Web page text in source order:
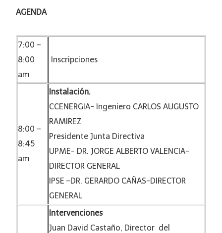
AGENDA
7:00 –
8:00
am
Inscripciones
8:00 –
8:45
am
Instalación.
CCENERGIA- Ingeniero CARLOS AUGUSTO
RAMIREZ
Presidente Junta Directiva
UPME- DR. JORGE ALBERTO VALENCIA-
DIRECTOR GENERAL
IPSE –DR. GERARDO CAÑAS-DIRECTOR
GENERAL
Intervenciones
Juan David Castaño, Director del